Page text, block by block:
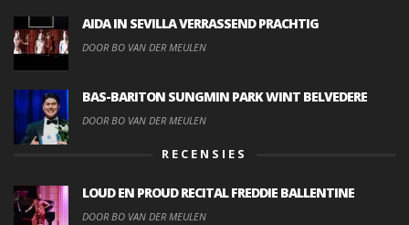
AIDA IN SEVILLA VERRASSEND PRACHTIG
DOOR BO VAN DER MEULEN
BAS-BARITON SUNGMIN PARK WINT BELVEDERE
DOOR BO VAN DER MEULEN
RECENSIES
LOUD EN PROUD RECITAL FREDDIE BALLENTINE
DOOR BO VAN DER MEULEN